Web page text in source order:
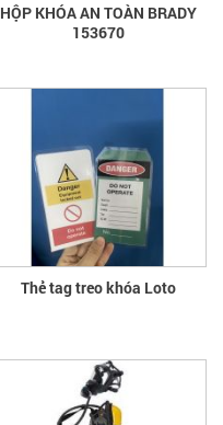
HỘP KHÓA AN TOÀN BRADY
153670
Thẻ tag treo khóa Loto